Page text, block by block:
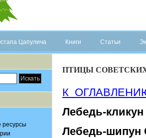
Цапулича Книги Статьи
ресурсы
ПТИЦЫ СОВЕТСКИХ
К
Лебедь-кликун
Лебедь-шипун